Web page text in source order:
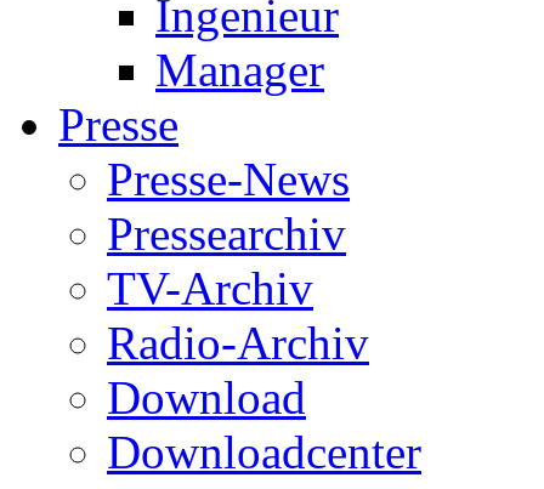
Ingenieur
Manager
Presse
Presse-News
Pressearchiv
TV-Archiv
Radio-Archiv
Download
Downloadcenter